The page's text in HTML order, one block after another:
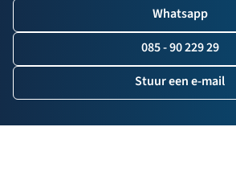
Whatsapp
085 - 90 229 29
Stuur een e-mail